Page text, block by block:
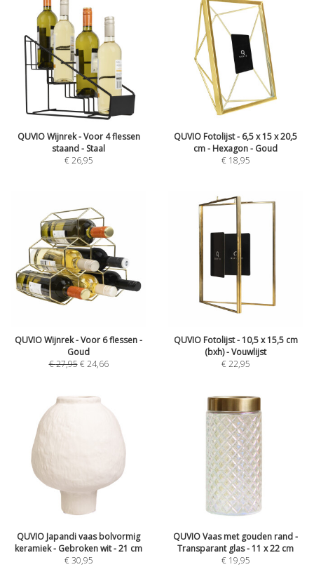
QUVIO Wijnrek - Voor 4 flessen
staand - Staal
€26,95
QUVIO Fotolijst - 6,5 x 15 x 20,5
cm - Hexagon - Goud
€ 18,95
QUVIO Wijnrek - Voor 6 flessen -
Goud
€27,95 €24,66
QUVIO Fotolijst - 10,5 x 15,5 cm
(bxh) - Vouwlijst
€22,95
QUVIO Japandi vaas bolvormig
keramiek - Gebroken wit - 21 cm
€30,95
QUVIO Vaas met gouden rand -
Transparant glas - 11 x 22 cm
€ 19,95